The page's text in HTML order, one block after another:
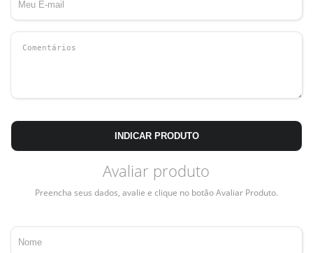
INDICAR PRODUTO
Avaliar produto
Preencha seus dados, avalie e clique no botão Avaliar Produto.